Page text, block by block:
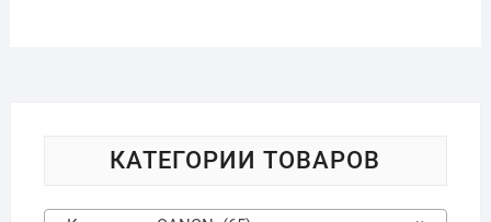
КАТЕГОРИИ ТОВАРОВ